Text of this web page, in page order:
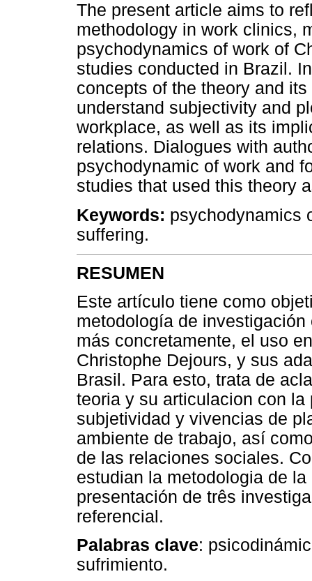
The present article aims to
methodology in work clinics,
psychodynamics of work of
studies conducted in Brazil.
concepts of the theory and
understand subjectivity and
workplace, as well as its
relations. Dialogues with
psychodynamic of work and
studies that used this theory
Keywords: psychodynamics
suffering.
RESUMEN
Este artículo tiene como
metodología de
más concretamente, el uso
Christophe Dejours, y sus
Brasil. Para esto, trata de
teoria y su articulacion con
subjetividad y vivencias de
ambiente de trabajo, así
de las relaciones sociales.
estudian la metodologia de
presentación de três
referencial.
Palabras clave:
sufrimiento.